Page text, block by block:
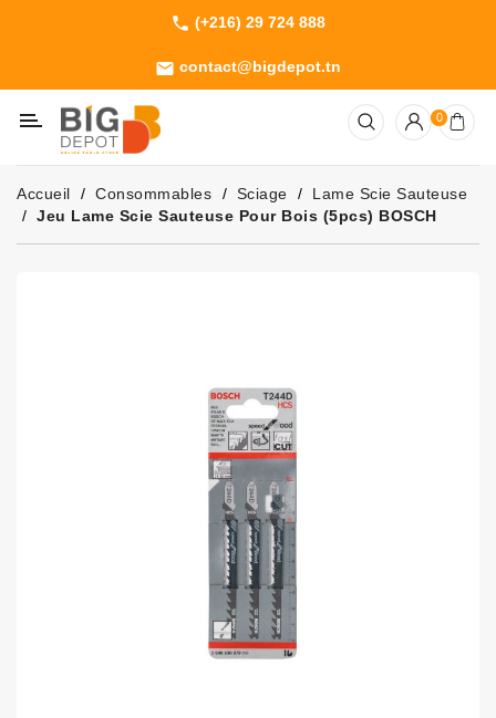
phone (+216) 29 724 888
email contact@bigdepot.tn
Machines
Outillage
Jardinage
Consommables
0
Accueil Consommables Sciage
Lame Scie Sauteuse
Jeu Lame Scie Sauteuse Pour Bois (5pcs) BOSCH